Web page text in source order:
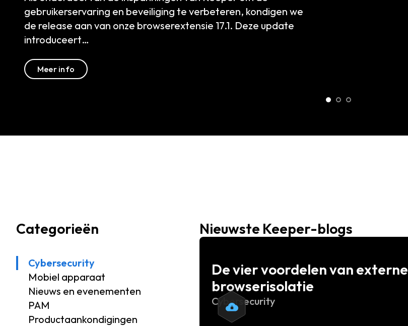
de…
Categorieën
Cybersecurity
Mobiel apparaat
Nieuws en evenementen
PAM
Productaankondigingen
Nieuwste Keeper-blogs
De vier voordelen van externe
browserisolatie
Cybersecurity